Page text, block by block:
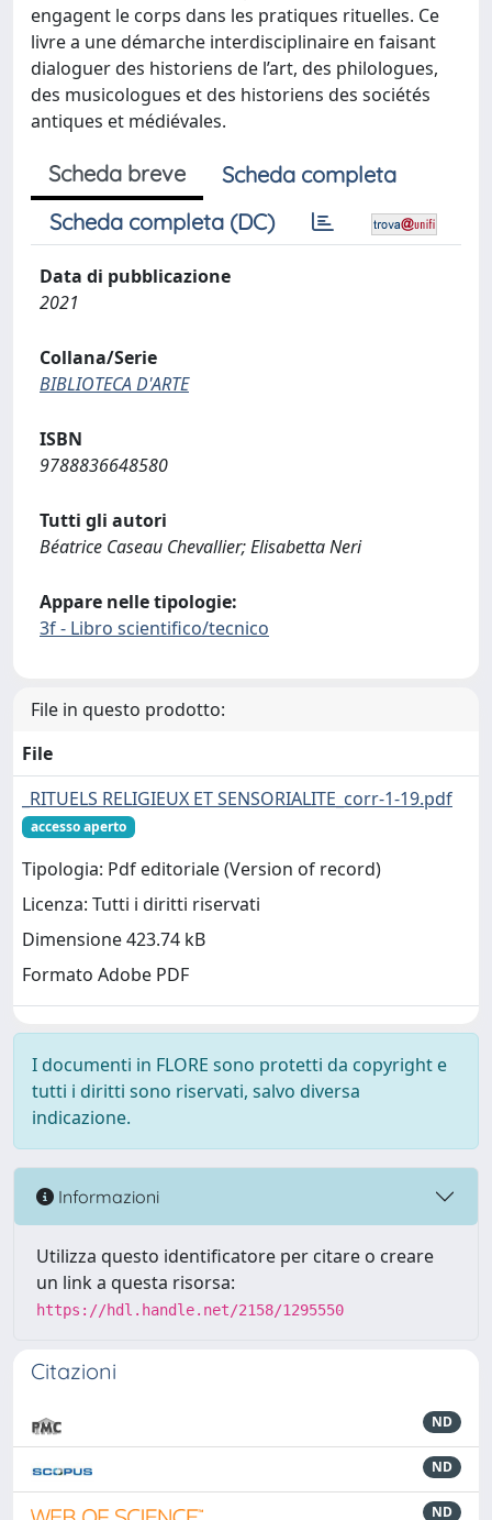
engagent le corps dans les pratiques rituelles. Ce
livre a une démarche interdisciplinaire en faisant
dialoguer des historiens de l’art, des philologues,
des musicologues et des historiens des sociétés
antiques et médiévales.
Scheda breve
Scheda completa
Scheda completa (DC)
Data di pubblicazione
2021
Collana/Serie
BIBLIOTECA D'ARTE
ISBN
9788836648580
Tutti gli autori
Béatrice Caseau Chevallier; Elisabetta Neri
Appare nelle tipologie:
3f - Libro scientifico/tecnico
File in questo prodotto:
File
_RITUELS RELIGIEUX ET SENSORIALITE_corr-1-19.pdf
accesso aperto
Tipologia: Pdf editoriale (Version of record)
Licenza: Tutti i diritti riservati
Dimensione 423.74 kB
Formato Adobe PDF
I documenti in FLORE sono protetti da copyright e
tutti i diritti sono riservati, salvo diversa
indicazione.
Informazioni
Utilizza questo identificatore per citare o creare
un link a questa risorsa:
https://hdl.handle.net/2158/1295550
Citazioni
ND
ND
ND